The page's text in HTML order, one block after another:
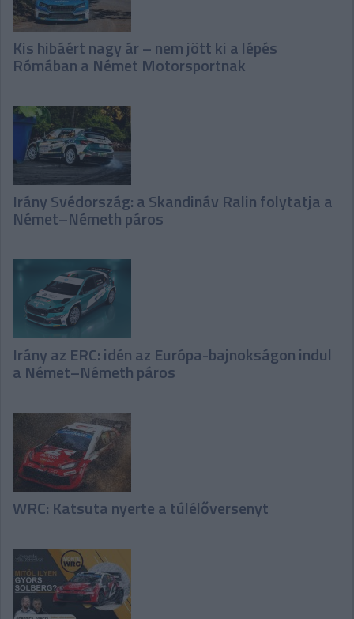
Kis hibáért nagy ár – nem jött ki a lépés
Rómában a Német Motorsportnak
Irány Svédország: a Skandináv Ralin folytatja a
Német–Németh páros
Irány az ERC: idén az Európa-bajnokságon indul
a Német–Németh páros
WRC: Katsuta nyerte a túlélőversenyt